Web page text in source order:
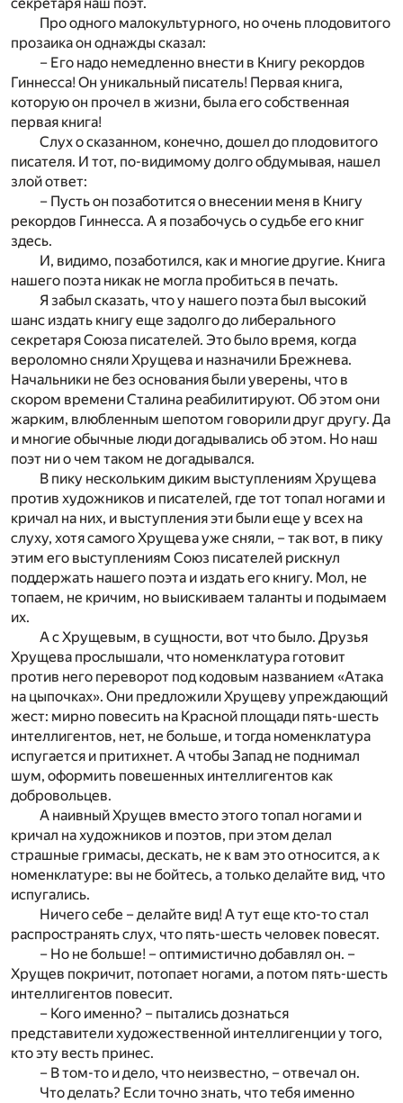
секретаря наш поэт.
Про одного малокультурного, но очень плодовитого
прозаика он однажды сказал:
– Его надо немедленно внести в Книгу рекордов
Гиннесса! Он уникальный писатель! Первая книга,
которую он прочел в жизни, была его собственная
первая книга!
Слух о сказанном, конечно, дошел до плодовитого
писателя. И тот, по-видимому долго обдумывая, нашел
злой ответ:
– Пусть он позаботится о внесении меня в Книгу
рекордов Гиннесса. А я позабочусь о судьбе его книг
здесь.
И, видимо, позаботился, как и многие другие. Книга
нашего поэта никак не могла пробиться в печать.
Я забыл сказать, что у нашего поэта был высокий
шанс издать книгу еще задолго до либерального
секретаря Союза писателей. Это было время, когда
вероломно сняли Хрущева и назначили Брежнева.
Начальники не без основания были уверены, что в
скором времени Сталина реабилитируют. Об этом они
жарким, влюбленным шепотом говорили друг другу. Да
и многие обычные люди догадывались об этом. Но наш
поэт ни о чем таком не догадывался.
В пику нескольким диким выступлениям Хрущева
против художников и писателей, где тот топал ногами и
кричал на них, и выступления эти были еще у всех на
слуху, хотя самого Хрущева уже сняли, – так вот, в пику
этим его выступлениям Союз писателей рискнул
поддержать нашего поэта и издать его книгу. Мол, не
топаем, не кричим, но выискиваем таланты и подымаем
их.
А с Хрущевым, в сущности, вот что было. Друзья
Хрущева прослышали, что номенклатура готовит
против него переворот под кодовым названием «Атака
на цыпочках». Они предложили Хрущеву упреждающий
жест: мирно повесить на Красной площади пять-шесть
интеллигентов, нет, не больше, и тогда номенклатура
испугается и притихнет. А чтобы Запад не поднимал
шум, оформить повешенных интеллигентов как
добровольцев.
А наивный Хрущев вместо этого топал ногами и
кричал на художников и поэтов, при этом делал
страшные гримасы, дескать, не к вам это относится, а к
номенклатуре: вы не бойтесь, а только делайте вид, что
испугались.
Ничего себе – делайте вид! А тут еще кто-то стал
распространять слух, что пять-шесть человек повесят.
– Но не больше! – оптимистично добавлял он. –
Хрущев покричит, потопает ногами, а потом пять-шесть
интеллигентов повесит.
– Кого именно? – пытались дознаться
представители художественной интеллигенции у того,
кто эту весть принес.
– В том-то и дело, что неизвестно, – отвечал он.
Что делать? Если точно знать, что тебя именно